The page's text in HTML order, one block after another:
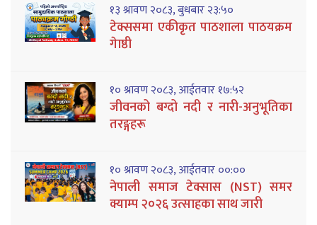
१३ श्रावण २०८३, बुधबार २३:५०
टेक्ससमा एकीकृत पाठशाला पाठयक्रम
गेाष्ठी
१० श्रावण २०८३, आईतवार १७:५२
जीवनको बग्दो नदी र नारी-अनुभूतिका
तरङ्गहरू
१० श्रावण २०८३, आईतवार ००:००
नेपाली समाज टेक्सास (NST) समर
क्याम्प २०२६ उत्साहका साथ जारी